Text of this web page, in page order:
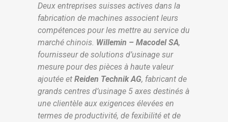
Deux entreprises suisses actives dans la
fabrication de machines associent leurs
compétences pour les mettre au service du
marché chinois. Willemin – Macodel SA,
fournisseur de solutions d’usinage sur
mesure pour des pièces à haute valeur
ajoutée et Reiden Technik AG, fabricant de
grands centres d’usinage 5 axes destinés à
une clientèle aux exigences élevées en
termes de productivité, de fexibilité et de